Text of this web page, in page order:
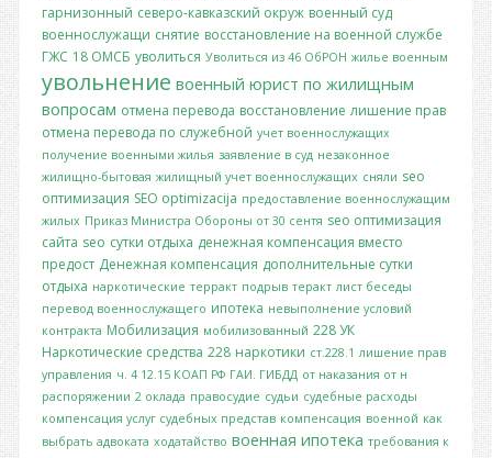
гарнизонный северо-кавказский окруж военный суд
военнослужащи снятие восстановление на военной службе
ГЖС 18 ОМСБ уволиться Уволиться из 46 ОбРОН жилье военным
увольнение военный юрист по жилищным
вопросам отмена перевода восстановление лишение прав
отмена перевода по служебной учет военнослужащих
получение военными жилья заявление в суд незаконное
жилищно-бытовая жилищный учет военнослужащих сняли seo
оптимизация SEO optimizacija предоставление военнослужащим
жилых Приказ Министра Обороны от 30 сентя seo оптимизация
сайта seo сутки отдыха денежная компенсация вместо
предост Денежная компенсация дополнительные сутки
отдыха наркотические терракт подрыв теракт лист беседы
перевод военнослужащего ипотека невыполнение условий
контракта Мобилизация мобилизованный 228 УК
Наркотические средства 228 наркотики ст.228.1 лишение прав
управления ч. 4 12.15 КОАП РФ ГАИ. ГИБДД от наказания от н
распоряжении 2 оклада правосудие судьи судебные расходы
компенсация услуг судебных представ компенсация военной как
выбрать адвоката ходатайство военная ипотека требования к